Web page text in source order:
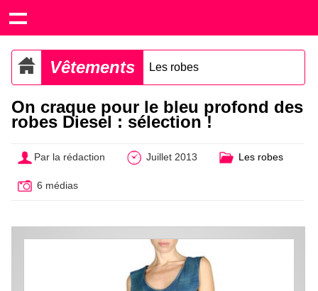
Vêtements Les robes
On craque pour le bleu profond des
robes Diesel : sélection !
Par la rédaction Juillet 2013 Les robes
6 médias